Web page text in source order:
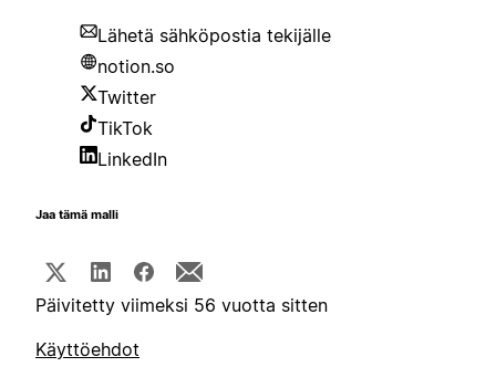
Lähetä sähköpostia tekijälle
notion.so
Twitter
TikTok
LinkedIn
Jaa tämä malli
Päivitetty viimeksi 56 vuotta sitten
Käyttöehdot